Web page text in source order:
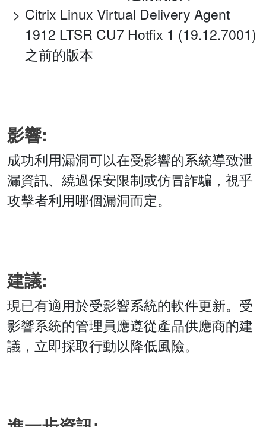
Citrix Linux Virtual Delivery Agent
1912 LTSR CU7 Hotfix 1 (19.12.7001)
之前的版本
影響:
成功利用漏洞可以在受影響的系統導致泄
漏資訊、繞過保安限制或仿冒詐騙，視乎
攻擊者利用哪個漏洞而定。
建議:
現已有適用於受影響系統的軟件更新。受
影響系統的管理員應遵從產品供應商的建
議，立即採取行動以降低風險。